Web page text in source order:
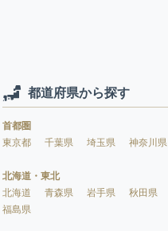
都道府県から探す
首都圏
東京都
千葉県 埼玉県 神奈川県
北海道・東北
北海道
青森県 岩手県 秋田県
福島県